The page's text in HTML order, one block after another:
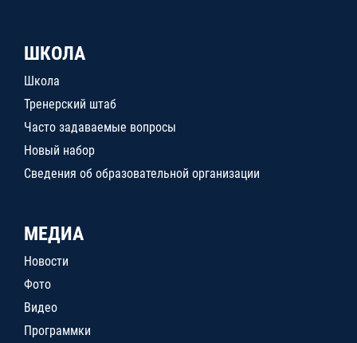
ШКОЛА
Школа
Тренерский штаб
Часто задаваемые вопросы
Новый набор
Сведения об образовательной организации
МЕДИА
Новости
Фото
Видео
Программки